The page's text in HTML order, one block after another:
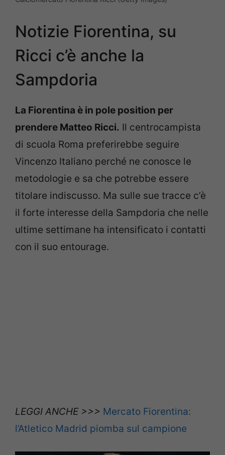
Notizie Fiorentina, su
Ricci c’è anche la
Sampdoria
La Fiorentina è in pole position per
prendere Matteo Ricci. Il centrocampista
di scuola Roma preferirebbe seguire
Vincenzo Italiano perché ne conosce le
metodologie e sa che potrebbe essere
titolare indiscusso. Ma sulle sue tracce c’è
il forte interesse della Sampdoria che nelle
ultime settimane ha intensificato i contatti
con il suo entourage.
LEGGI ANCHE >>> Mercato Fiorentina:
l’Atletico Madrid piomba sul campione